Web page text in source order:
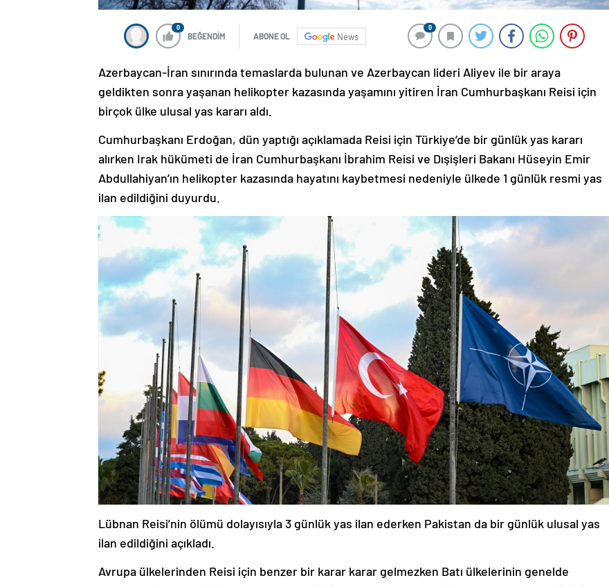
0
BEĞENDİM ABONE OL News
0
Azerbaycan-İran sınırında temaslarda bulunan ve Azerbaycan lideri Aliyev ile bir araya
geldikten sonra yaşanan helikopter kazasında yaşamını yitiren İran Cumhurbaşkanı Reisi için
birçok ülke ulusal yas kararı aldı.
Cumhurbaşkanı Erdoğan, dün yaptığı açıklamada Reisi için Türkiye’de bir günlük yas kararı
alırken Irak hükümeti de İran Cumhurbaşkanı İbrahim Reisi ve Dışişleri Bakanı Hüseyin Emir
Abdullahiyan’ın helikopter kazasında hayatını kaybetmesi nedeniyle ülkede 1 günlük resmi yas
ilan edildiğini duyurdu.
Lübnan Reisi’nin ölümü dolayısıyla 3 günlük yas ilan ederken Pakistan da bir günlük ulusal yas
ilan edildiğini açıkladı.
Avrupa ülkelerinden Reisi için benzer bir karar karar gelmezken Batı ülkelerinin genelde